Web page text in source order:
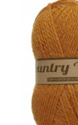
LA
LISTE
D'ACHATS
AU